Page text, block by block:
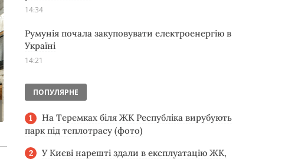
14:34
Румунія почала закуповувати електроенергію в
Україні
14:21
ПОПУЛЯРНЕ
На Теремках біля ЖК Республіка вирубують
парк під теплотрасу (фото)
У Києві нарешті здали в експлуатацію ЖК,